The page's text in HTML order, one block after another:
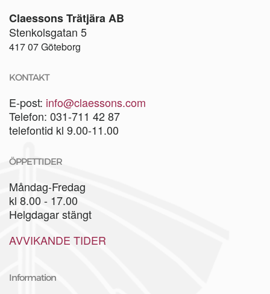
Claessons Trätjära AB
Stenkolsgatan 5
417 07 Göteborg
KONTAKT
E-post: info@claessons.com
Telefon: 031-711 42 87
telefontid kl 9.00-11.00
ÖPPETTIDER
Måndag-Fredag
kl 8.00 - 17.00
Helgdagar stängt
AVVIKANDE TIDER
Information